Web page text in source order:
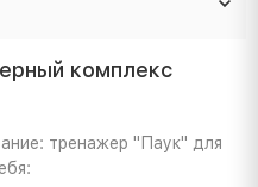
комплекс
тренажер "Паук" для